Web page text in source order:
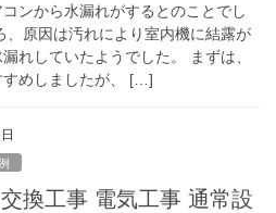
ンから水漏れがするとのことでし
、原因は汚れにより室内機に結露が
れしていたようでした。 まずは、
すめしましたが、 […]
換工事 電気工事 通常設